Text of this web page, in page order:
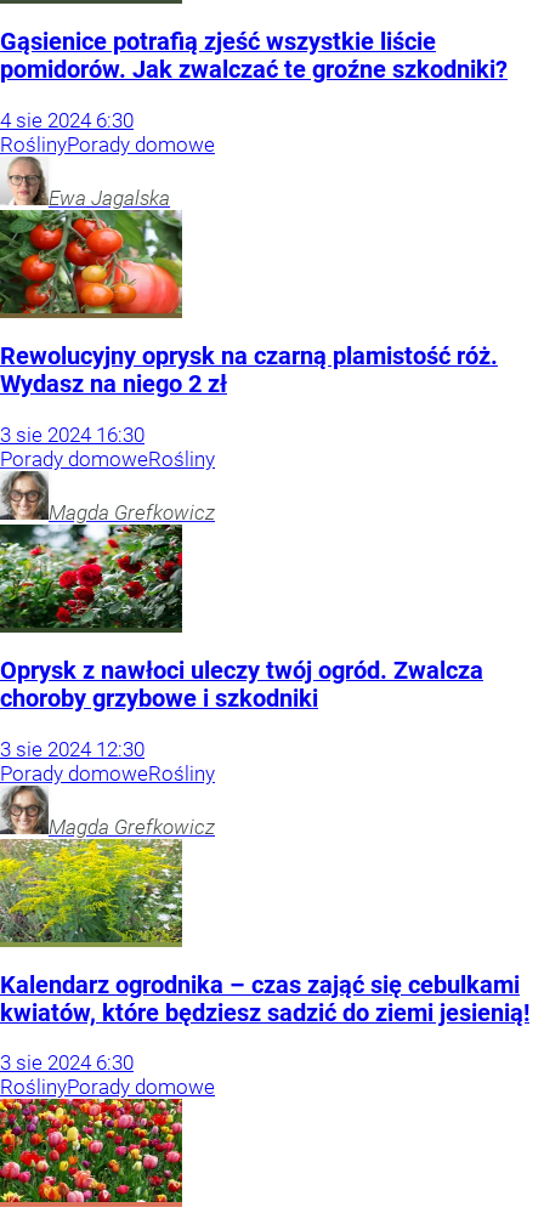
Gąsienice potrafią zjeść wszystkie liście
pomidorów. Jak zwalczać te groźne szkodniki?
4 sie 2024 6:30
RoślinyPorady domowe
Ewa Jagalska
Rewolucyjny oprysk na czarną plamistość róż.
Wydasz na niego 2 zł
3 sie 2024 16:30
Porady domoweRośliny
Magda Grefkowicz
Oprysk z nawłoci uleczy twój ogród. Zwalcza
choroby grzybowe i szkodniki
3 sie 2024 12:30
Porady domoweRośliny
Magda Grefkowicz
Kalendarz ogrodnika – czas zająć się cebulkami
kwiatów, które będziesz sadzić do ziemi jesienią!
3 sie 2024 6:30
RoślinyPorady domowe